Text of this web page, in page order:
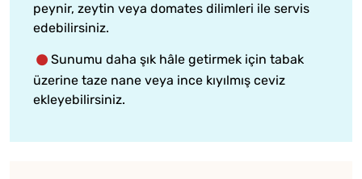
peynir, zeytin veya domates dilimleri ile servis
edebilirsiniz.
Sunumu daha şık hâle getirmek için tabak
üzerine taze nane veya ince kıyılmış ceviz
ekleyebilirsiniz.